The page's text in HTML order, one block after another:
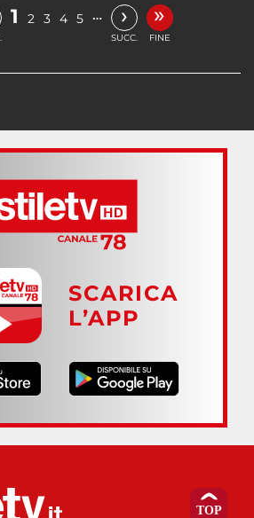
1 2 3 4 5 … ›
SUCC.
»
FINE
SCARICA
L’APP